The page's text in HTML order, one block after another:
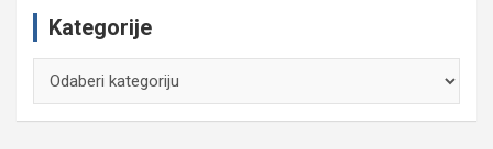
Kategorije